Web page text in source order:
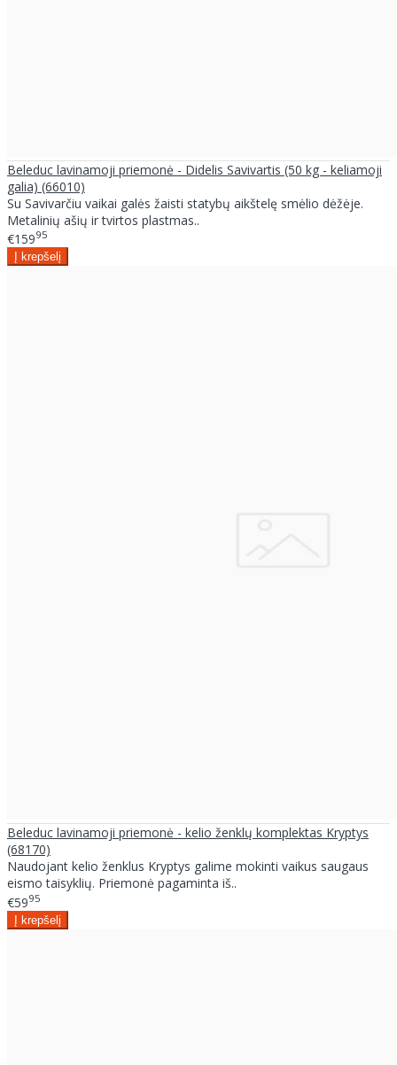
Beleduc lavinamoji priemonė - Didelis Savivartis (50 kg - keliamoji
galia) (66010)
Su Savivarčiu vaikai galės žaisti statybų aikštelę smėlio dėžėje.
Metalinių ašių ir tvirtos plastmas..
€15995
Beleduc lavinamoji priemonė - kelio ženklų komplektas Kryptys
(68170)
Naudojant kelio ženklus Kryptys galime mokinti vaikus saugaus
eismo taisyklių. Priemonė pagaminta iš..
€5995